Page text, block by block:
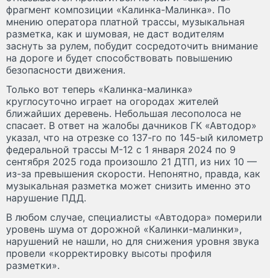
фрагмент композиции «Калинка-Малинка». По
мнению оператора платной трассы, музыкальная
разметка, как и шумовая, не даст водителям
заснуть за рулем, побудит сосредоточить внимание
на дороге и будет способствовать повышению
безопасности движения.
Только вот теперь «Калинка-малинка»
круглосуточно играет на огородах жителей
ближайших деревень. Небольшая лесополоса не
спасает. В ответ на жалобы дачников ГК «Автодор»
указал, что на отрезке со 137-го по 145-ый километр
федеральной трассы М-12 с 1 января 2024 по 9
сентября 2025 года произошло 21 ДТП, из них 10 —
из-за превышения скорости. Непонятно, правда, как
музыкальная разметка может снизить именно это
нарушение ПДД.
В любом случае, специалисты «Автодора» померили
уровень шума от дорожной «Калинки-малинки»,
нарушений не нашли, но для снижения уровня звука
провели «корректировку высоты профиля
разметки».